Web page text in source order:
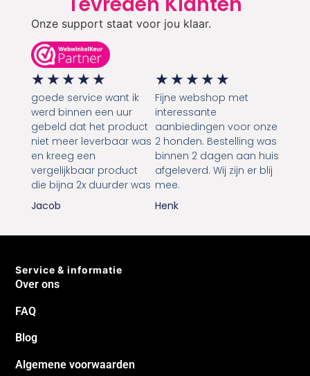
Tevreden Klanten
Onze support staat voor jou klaar.
★★★★★
goede service want ik
werd binnen een uur
gebeld dat het product
niet meer leverbaar was
vergelijkbaar product
★★★★★
Fijne webshop met
interessante
aanbiedingen voor onze
2 honden. Bestelling was
afgeleverd. Wij zijn er blij
Service & informatie